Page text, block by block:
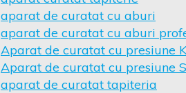
aparat de curatat cu aburi
aparat de curatat cu aburi
Aparat de curatat cu presiune
Aparat de curatat cu presiune
aparat de curatat tapiteria